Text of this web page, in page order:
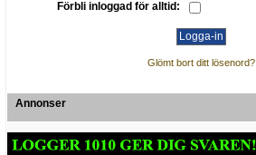
Förbli inloggad för alltid:
Glömt bort ditt lösenord?
Annonser